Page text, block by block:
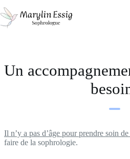
au
contenu
Un
Il n’y a pas d’âge pour prendre soin de
faire de la sophrologie.